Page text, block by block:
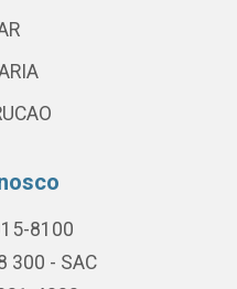
8100
300 - SAC